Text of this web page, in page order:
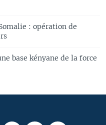
: opération de
base kényane de la force